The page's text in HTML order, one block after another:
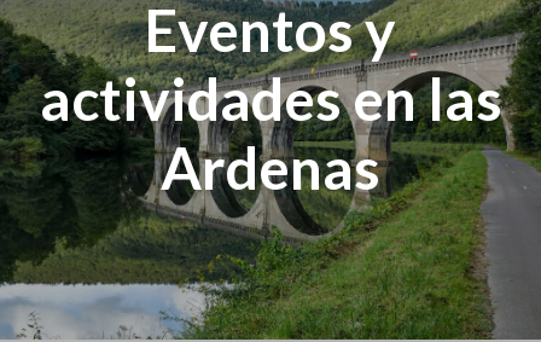
Eventos y
actividades en las
Ardenas